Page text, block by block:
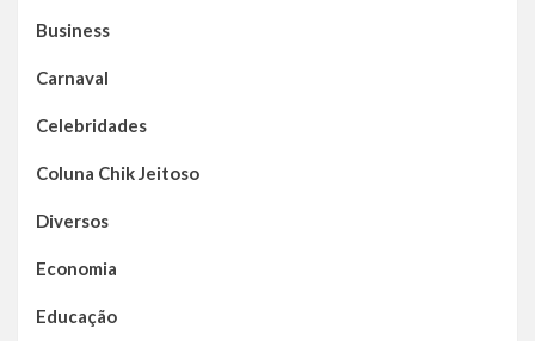
Business
Carnaval
Celebridades
Coluna Chik Jeitoso
Diversos
Economia
Educação